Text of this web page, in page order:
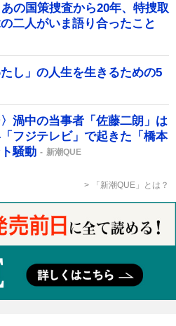
の国策捜査から20年、特捜取
二人がいま語り合ったこと
し」の人生を生きるための5
〉渦中の当事者「佐藤二朗」は
フジテレビ」で起きた「橋本
騒動
新潮QUE
「新潮QUE」とは？